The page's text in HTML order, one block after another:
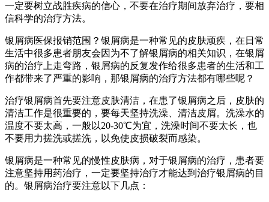
一定要树立战胜疾病的信心，不要在治疗期间放弃治疗，要相
信科学的治疗方法。
银屑病医保报销范围？银屑病是一种常见的皮肤顽疾，在日常
生活中很多患者朋友会因为不了解银屑病的相关知识，在银屑
病的治疗上走弯路，银屑病的反复发作给很多患者的生活和工
作都带来了严重的影响，那银屑病的治疗方法都有哪些呢？
治疗银屑病首先要注意皮肤清洁，在患了银屑病之后，皮肤的
清洁工作是很重要的，要每天坚持洗澡、清洁皮屑。洗澡水的
温度不要太高，一般以20-30℃为宜，洗澡时间不要太长，也
不要用力搓洗或搓洗，以免使皮损破裂而感染。
银屑病是一种常见的慢性皮肤病，对于银屑病的治疗，患者要
注意坚持用药治疗，一定要坚持治疗才能达到治疗银屑病的目
的。银屑病治疗要注意以下几点：